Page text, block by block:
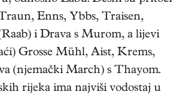
Enns, Ybbs, Traisen,
i Drava s Murom, a lijevi
Grosse Mühl, Aist, Krems,
(njemački March) s Thayom.
rijeka ima najviši vodostaj u